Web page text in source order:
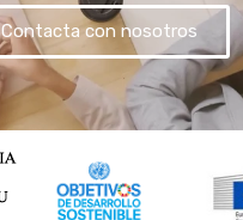
Contacta con nosotros